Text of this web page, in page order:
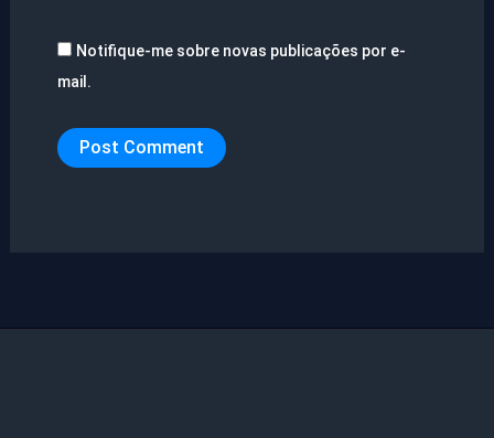
Notifique-me sobre novas publicações por e-
mail.